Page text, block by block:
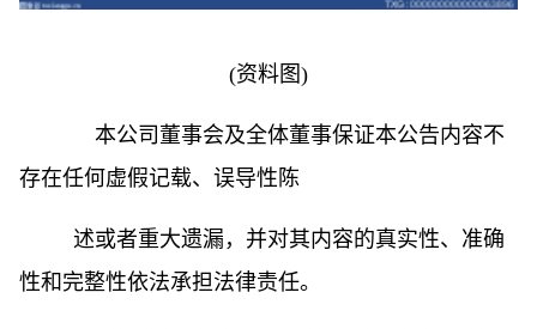
(资料图)
本公司董事会及全体董事保证本公告内容不
存在任何虚假记载、误导性陈
述或者重大遗漏，并对其内容的真实性、准确
性和完整性依法承担法律责任。